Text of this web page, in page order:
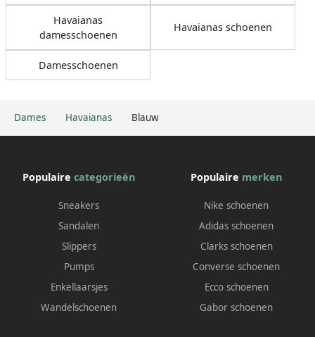
Dames Havaianas Blauw
Havaianas
damesschoenen
Havaianas schoenen
Damesschoenen
Populaire categorieën
Sneakers
Sandalen
Slippers
Pumps
Enkellaarsjes
Wandelschoenen
Populaire merken
Nike schoenen
Adidas schoenen
Clarks schoenen
Converse schoenen
Ecco schoenen
Gabor schoenen